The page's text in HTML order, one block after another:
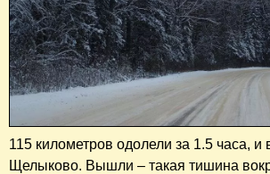
115 километров одолели за 1.5 часа, и
Щелыково. Вышли – такая тишина